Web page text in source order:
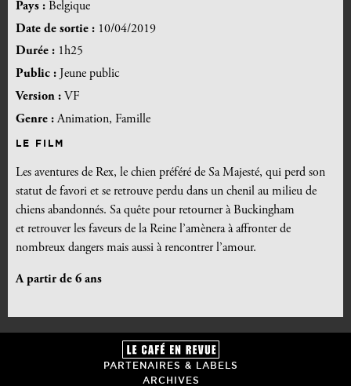
Pays : Belgique
Date de sortie : 10/04/2019
Durée : 1h25
Public : Jeune public
Version : VF
Genre :Animation, Famille
LE FILM
Les aventures de Rex, le chien préféré de Sa Majesté, qui perd son
statut de favori et se retrouve perdu dans un chenil au milieu de
chiens abandonnés. Sa quête pour retourner à Buckingham
et retrouver les faveurs de la Reine l’amènera à affronter de
nombreux dangers mais aussi à rencontrer l’amour.
A partir de 6 ans
PARTENAIRES & LABELS
ARCHIVES